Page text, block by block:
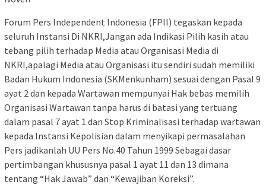
Forum Pers Independent Indonesia (FPII) tegaskan kepada
seluruh Instansi Di NKRI,Jangan ada Indikasi Pilih kasih atau
tebang pilih terhadap Media atau Organisasi Media di
NKRI,apalagi Media atau Organisasi itu sendiri sudah memiliki
Badan Hukum Indonesia (SKMenkunham) sesuai dengan Pasal 9
ayat 2 dan kepada Wartawan mempunyai Hak bebas memilih
Organisasi Wartawan tanpa harus di batasi yang tertuang
dalam pasal 7 ayat 1 dan Stop Kriminalisasi terhadap wartawan
kepada Instansi Kepolisian dalam menyikapi permasalahan
Pers jadikanlah UU Pers No.40 Tahun 1999 Sebagai dasar
pertimbangan khususnya pasal 1 ayat 11 dan 13 dimana
tentang “Hak Jawab” dan “Kewajiban Koreksi”.